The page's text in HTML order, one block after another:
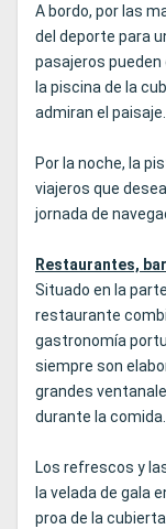
A bordo, por las
del deporte para
pasajeros
la piscina de la
admiran el paisaje.
Por la noche, la
viajeros que
jornada de
Restaurantes,
Situado en la
restaurante
gastronomía
siempre son
grandes
durante la comida.
Los refrescos y
la velada de gala
proa de la